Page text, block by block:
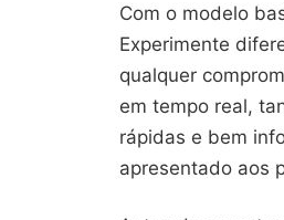
Com o modelo
Experimente
qualquer
em tempo real,
rápidas e bem
apresentado aos